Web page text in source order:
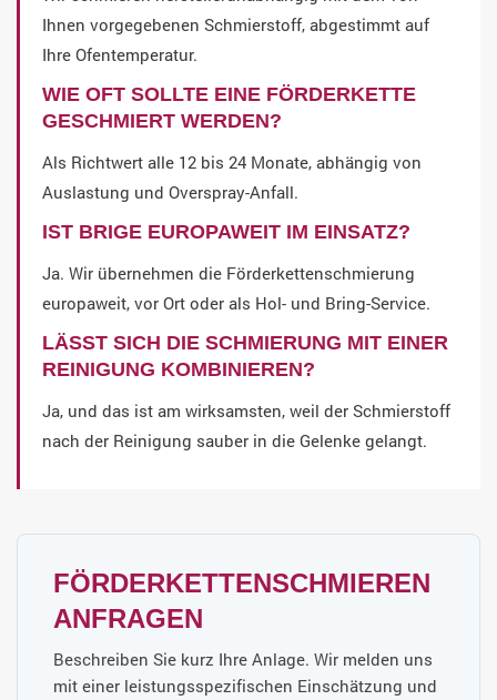
Ihnen vorgegebenen Schmierstoff, abgestimmt auf
Ihre Ofentemperatur.
WIE OFT SOLLTE EINE FÖRDERKETTE
GESCHMIERT WERDEN?
Als Richtwert alle 12 bis 24 Monate, abhängig von
Auslastung und Overspray-Anfall.
IST BRIGE EUROPAWEIT IM EINSATZ?
Ja. Wir übernehmen die Förderkettenschmierung
europaweit, vor Ort oder als Hol- und Bring-Service.
LÄSST SICH DIE SCHMIERUNG MIT EINER
REINIGUNG KOMBINIEREN?
Ja, und das ist am wirksamsten, weil der Schmierstoff
nach der Reinigung sauber in die Gelenke gelangt.
FÖRDERKETTENSCHMIEREN
ANFRAGEN
Beschreiben Sie kurz Ihre Anlage. Wir melden uns
mit einer leistungsspezifischen Einschätzung und